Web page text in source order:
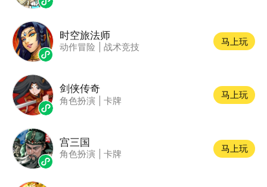
时空旅法师
动作冒险 战术竞技
马上玩
剑侠传奇
角色扮演 卡牌
马上玩
宫三国
角色扮演 卡牌
马上玩